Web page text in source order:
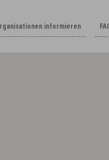
informieren